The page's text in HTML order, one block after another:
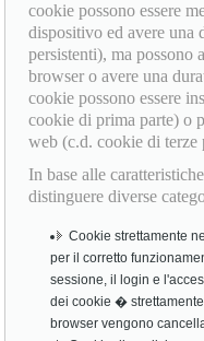
cookie possono essere
dispositivo ed avere una
persistenti), ma possono
browser o avere una
cookie possono essere
cookie di prima parte) o
web (c.d. cookie di terze
In base alle
distinguere diverse
Cookie strettamente
per il corretto
sessione, il login e
dei cookie �
browser vengono